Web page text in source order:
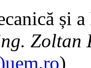
și
Zoltan
)